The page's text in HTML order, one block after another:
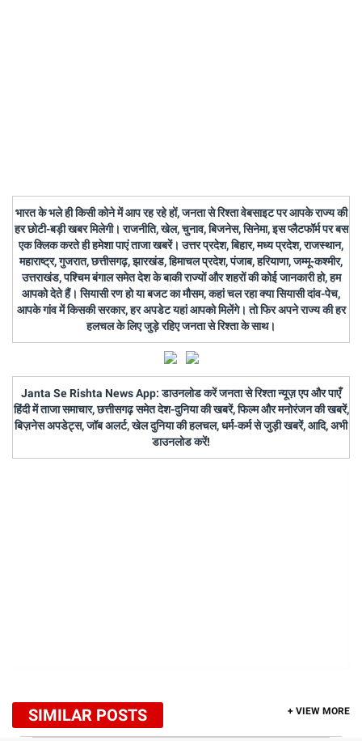
भारत के भले ही किसी कोने में आप रह रहे हों, जनता से रिश्ता वेबसाइट पर आपके राज्य की
हर छोटी-बड़ी खबर मिलेगी। राजनीति, खेल, चुनाव, बिजनेस, सिनेमा, इस प्लैटफॉर्म पर बस
एक क्लिक करते ही हमेशा पाएं ताजा खबरें। उत्तर प्रदेश, बिहार, मध्य प्रदेश, राजस्थान,
महाराष्ट्र, गुजरात, छत्तीसगढ़, झारखंड, हिमाचल प्रदेश, पंजाब, हरियाणा, जम्मू-कश्मीर,
उत्तराखंड, पश्चिम बंगाल समेत देश के बाकी राज्यों और शहरों की कोई जानकारी हो, हम
आपको देते हैं। सियासी रण हो या बजट का मौसम, कहां चल रहा क्या सियासी दांव-पेच,
आपके गांव में किसकी सरकार, हर अपडेट यहां आपको मिलेंगे। तो फिर अपने राज्य की हर
हलचल के लिए जुड़े रहिए जनता से रिश्ता के साथ।
Janta Se Rishta News App: डाउनलोड करें जनता से रिश्ता न्यूज़ एप और पाएँ
हिंदी में ताजा समाचार, छत्तीसगढ़ समेत देश-दुनिया की खबरें, फिल्म और मनोरंजन की खबरें,
बिज़नेस अपडेट्स, जॉब अलर्ट, खेल दुनिया की हलचल, धर्म-कर्म से जुड़ी खबरें, आदि, अभी
डाउनलोड करें!
SIMILAR POSTS + VIEW MORE